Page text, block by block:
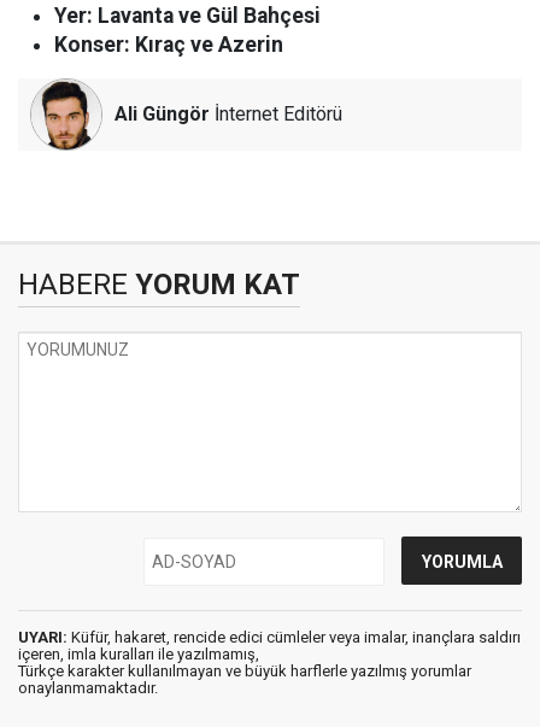
Yer: Lavanta ve Gül Bahçesi
Konser: Kıraç ve Azerin
Ali Güngör İnternet Editörü
HABERE YORUM KAT
UYARI: Küfür, hakaret, rencide edici cümleler veya imalar, inançlara saldırı
içeren, imla kuralları ile yazılmamış,
Türkçe karakter kullanılmayan ve büyük harflerle yazılmış yorumlar
onaylanmamaktadır.